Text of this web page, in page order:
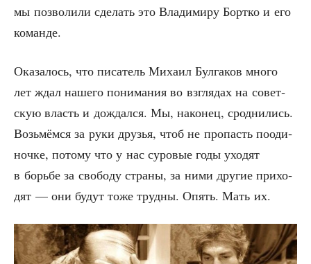
мы поз­во­ли­ли сде­лать это Вла­ди­ми­ру Борт­ко и его
команде.
Ока­за­лось, что писа­тель Миха­ил Бул­га­ков мно­го
лет ждал наше­го пони­ма­ния во взгля­дах на совет­
скую власть и дождал­ся. Мы, нако­нец, срод­ни­лись.
Возь­мём­ся за руки дру­зья, чтоб не про­пасть пооди­
ноч­ке, пото­му что у нас суро­вые годы ухо­дят
в борь­бе за сво­бо­ду стра­ны, за ними дру­гие при­хо­
дят — они будут тоже труд­ны. Опять. Мать их.